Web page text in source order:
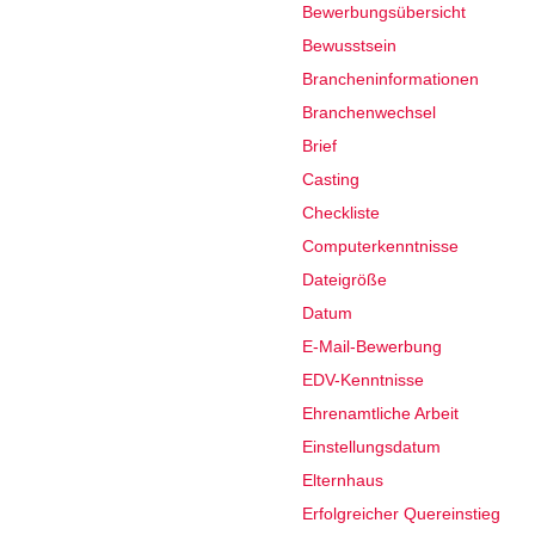
Bewerbungsübersicht
Bewusstsein
Brancheninformationen
Branchenwechsel
Brief
Casting
Checkliste
Computerkenntnisse
Dateigröße
Datum
E-Mail-Bewerbung
EDV-Kenntnisse
Ehrenamtliche Arbeit
Einstellungsdatum
Elternhaus
Erfolgreicher Quereinstieg